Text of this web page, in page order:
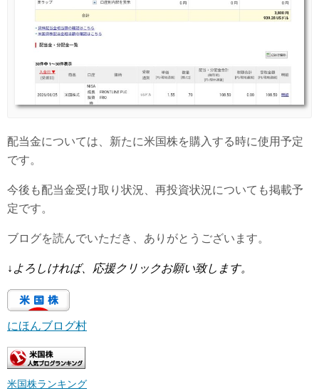
配当金については、新たに米国株を購入する時に使用予定
です。
今後も配当金受け取り状況、再投資状況についても掲載予
定です。
ブログを読んでいただき、ありがとうございます。
↓ よろしければ、応援クリックお願い致します。
にほんブログ村
米国株ランキング